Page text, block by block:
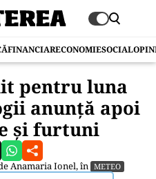
FINANCIARECONOMIESOCIAL
pentru luna
anunță apoi
și furtuni
Anamaria Ionel, în METEO